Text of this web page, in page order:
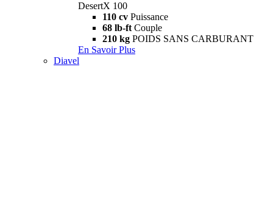
DesertX 100
110 cv Puissance
68 lb-ft Couple
210 kg POIDS SANS CARBURANT
En Savoir Plus
Diavel